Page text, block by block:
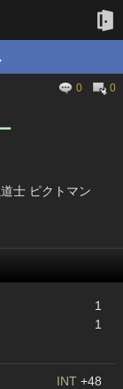
0
0
士 ピクトマン
1
1
INT +48